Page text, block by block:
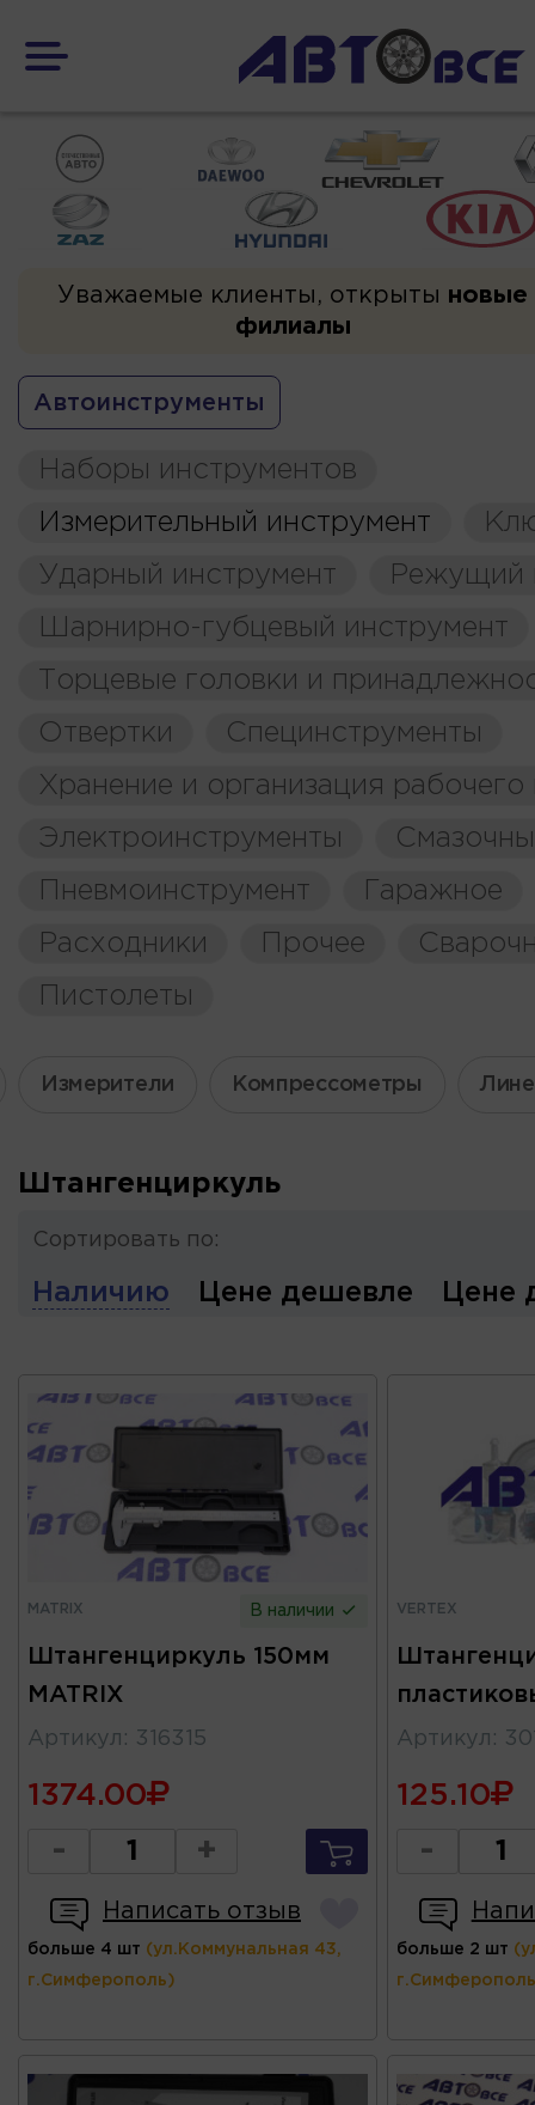
Уважаемые клиенты, открыты новые
филиалы
Автоинструменты
Наборы инструментов
Измерительный инструмент
Ударный инструмент
Режущий
Шарнирно-губцевый инструмент
Торцевые головки и
Отвертки
Специнструменты
Хранение и организация рабочего
Электроинструменты
Пневмоинструмент
Гаражное
Расходники
Прочее
Пистолеты
Измерители Компрессометры
Штангенциркуль
Сортировать по:
Наличию Цене дешевле Цене
MATRIX В наличии
Штангенциркуль 150мм
MATRIX
Артикул : 316315
1374.00
- +
Написать отзыв
больше 4 шт (ул.Коммунальная 43,
г.Симферополь)
VERTEX
Артикул :
125.10
-
больше 2 шт